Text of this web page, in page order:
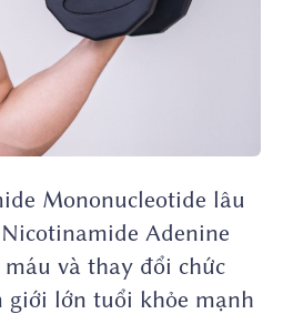
Mononucleotide lâu
Adenine
và thay đổi chức
giới lớn tuổi khỏe mạnh